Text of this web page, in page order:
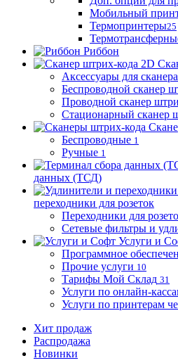
Мобильный
Термопринтеры25
Риббон
Аксессуары для
Беспроводной сканер
Проводной сканер
Стационарный сканер
Беспроводные 1
Ручные 1
данных (ТСД)
переходники для розеток
Переходники для
Сетевые фильтры и
Услуги и
Программное
Прочие услуги 10
Тарифы Мой Склад 31
Услуги по онлайн-
Услуги по принтерам
Хит продаж
Распродажа
Новинки